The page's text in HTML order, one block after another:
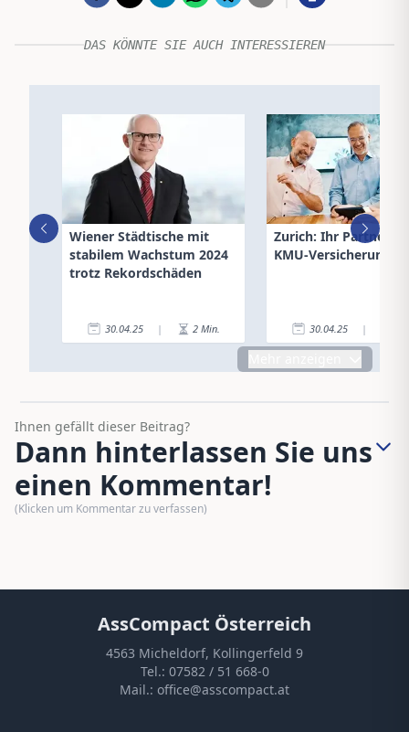
DAS KÖNNTE SIE AUCH INTERESSIEREN
Wiener Städtische mit
stabilem Wachstum 2024
trotz Rekordschäden
30.04.25 | 2 Min.
Zurich: Ihr Partner
KMU-Versicherungen
30.04.25 |
Ihnen gefällt dieser Beitrag?
Dann hinterlassen Sie uns
einen Kommentar!
(Klicken um Kommentar zu verfassen)
AssCompact Österreich
4563 Micheldorf, Kollingerfeld 9
Tel.: 07582 / 51 668-0
Mail.: office@asscompact.at